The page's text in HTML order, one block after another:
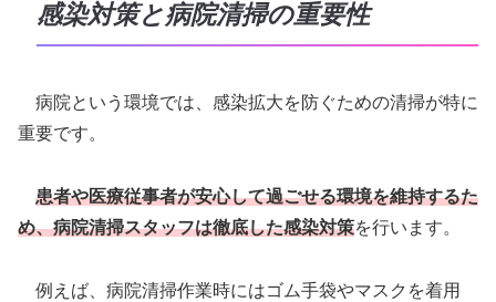
感染対策と病院清掃の重要性
病院という環境では、感染拡大を防ぐための清掃が特に
重要です。
患者や医療従事者が安心して過ごせる環境を維持するた
め、病院清掃スタッフは徹底した感染対策を行います。
例えば、病院清掃作業時にはゴム手袋やマスクを着用